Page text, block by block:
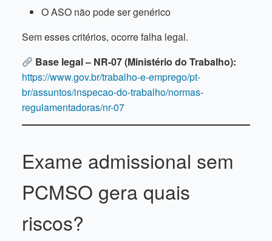
O ASO não pode ser genérico
Sem esses critérios, ocorre falha legal.
Base legal – NR-07 (Ministério do Trabalho):
https://www.gov.br/trabalho-e-emprego/pt-
br/assuntos/inspecao-do-trabalho/normas-
regulamentadoras/nr-07
Exame admissional sem
PCMSO gera quais
riscos?